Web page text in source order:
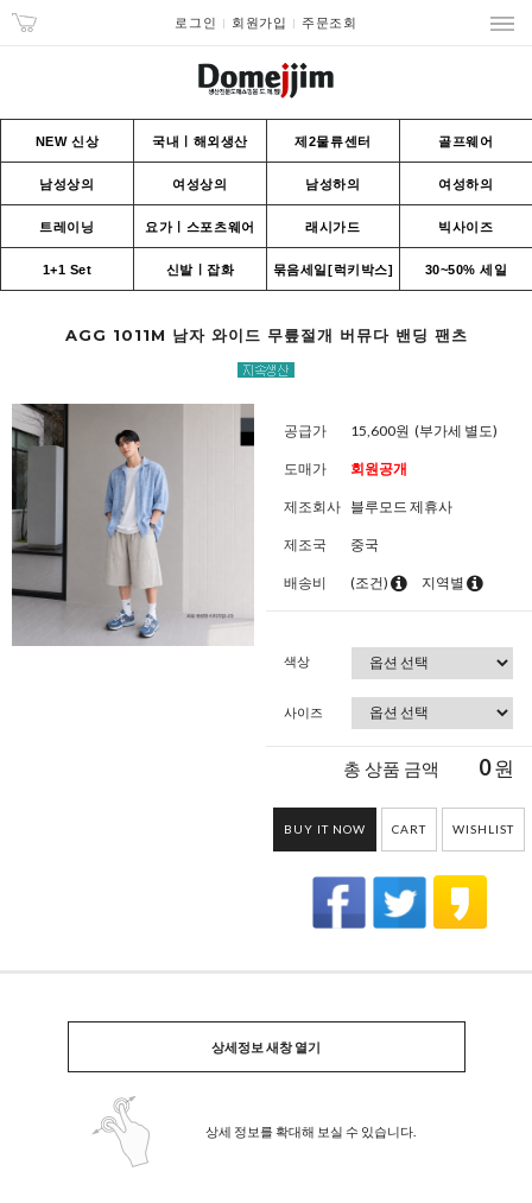
로그인 회원가입 주문조회
NEW 신상 국내ㅣ해외생산 제2물류센터 골프웨어
남성상의 여성상의 남성하의 여성하의
트레이닝 요가ㅣ스포츠웨어 래시가드 빅사이즈
1+1 Set 신발ㅣ잡화 묶음세일[럭키박스] 30~50% 세일
AGG 1011M 남자 와이드 무릎절개 버뮤다 밴딩 팬츠
공급가 15,600원 (부가세 별도)
도매가 회원공개
제조회사 블루모드 제휴사
제조국 중국
배송비 (조건) 지역별
색상
사이즈
총 상품 금액 0원
BUY IT NOW CART WISHLIST
상세정보 새창 열기
상세 정보를 확대해 보실 수 있습니다.